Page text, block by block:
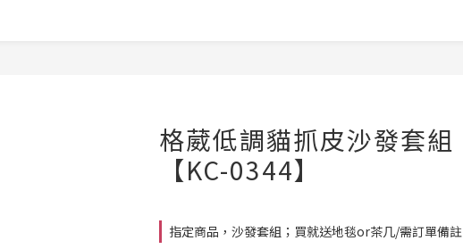
格葳低調貓抓皮沙發套組
【KC-0344】
指定商品，沙發套組；買就送地毯or茶几/需訂單備註